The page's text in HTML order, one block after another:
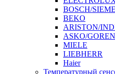
BOSCH/
BEKO
ARISTON/
ASKO/
MIELE
LIEBHERR
Haier
Температурный